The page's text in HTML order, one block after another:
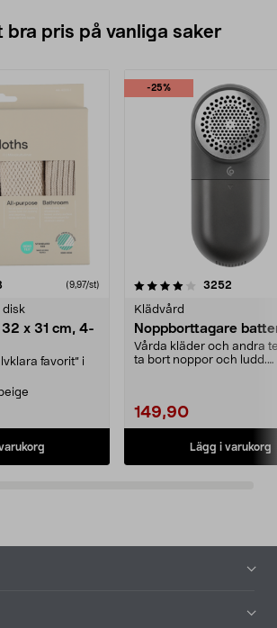
bra pris på vanliga saker
(9,97/st)
disk
x 31 cm, 4-
favorit” i
-25%
3252
Klädvård
Noppborttagare
Vårda kläder och andra
ta bort noppor och ludd.
149,90
Lägg i varukorg
4.5av 5 stjärnor